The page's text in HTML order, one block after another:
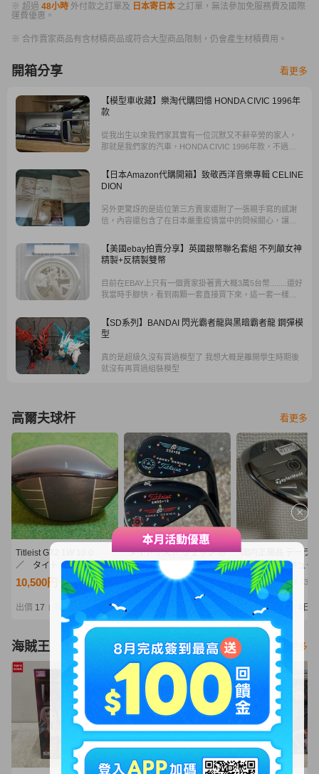
※ 超過 48小時 外付款之訂單及 日本寄日本 之訂單，無法參加免服務費及國際
運費優惠。
※ 合作賣家商品有含材積商品或符合大型商品限制，仍會產生材積費用。
開箱分享 看更多
【模型車收藏】樂淘代購回憶 HONDA CIVIC 1996年
款
從我出生以來我們家其實有一位沉默又不辭辛勞的家人，
那就是我們家的汽車，HONDA CIVIC 1996年款，不過已
拿不回來了，那不如就將他縮小，放在櫥窗內緬懷他！
【日本Amazon代購開箱】致敬西洋音樂專輯 CELINE
DION
另外更驚訝的是這位第三方賣家還附了一張親手寫的感謝
信，內容還包含了在日本嚴重疫情當中的問候關心，讓人
的用心和細緻，這真的是在各種購買經驗中很難得到的特
殊反饋。
【美國ebay拍賣分享】英國銀幣聯名套組 不列顛女神
精製+反精製雙幣
目前在EBAY上只有一個賣家掛著賣大概3萬5台幣........還好
我當時手腳快，看到兩顆一套直接買下來，這一套一樣是
且入手它。
【SD系列】BANDAI 閃光霸者龍與黑暗霸者龍 鋼彈模
型
真的是超級久沒有買過模型了 我想大概是離開學生時期後
就沒有再買過組裝模型
高爾夫球杆 看更多
Titleist GT2 1W 10.0
／ タイトリスト
GT2 ドライバー
10,500円 NT2,272
出價 17 剩餘
タイトリスト ウェッジ ボ
ーケイ 52&58 vokey
oilcan wedge
10,500円NT2,272
出價17 剩餘 5日
国内正規品 テーラ
ド Qi35 レスキュー
19度 S ユーティリ
品未使用品 スチー
ッドカバー無し
20,500円NT4,436
出價17 4日
海賊王 看更多